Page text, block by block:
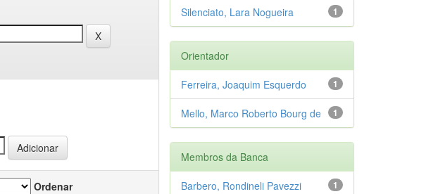
Ordenar
1
Silenciato, Lara Nogueira
Orientador
1
Ferreira, Joaquim Esquerdo
1
Mello, Marco Roberto Bourg de
Membros da Banca
1
Barbero, Rondineli Pavezzi